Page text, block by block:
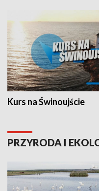
Kurs na Świnoujście
PRZYRODA I